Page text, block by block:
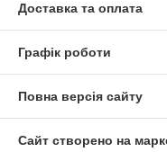
Доставка та оплата
Графік роботи
Повна версія сайту
Сайт створено на